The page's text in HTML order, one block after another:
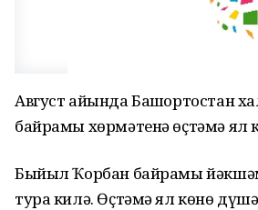
Август айында Башҡортостан
байрамы хөрмәтенә өҫтәмә ял
Быйыл Ҡорбан байрамы
тура килә. Өҫтәмә ял көнө